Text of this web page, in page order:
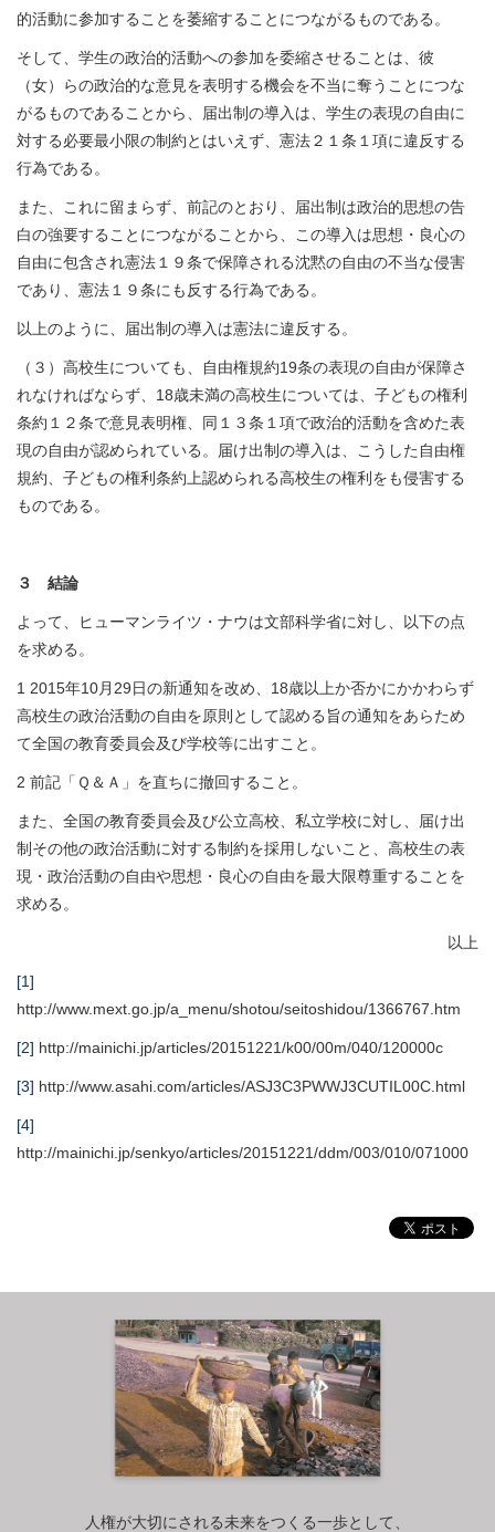
的活動に参加することを萎縮することにつながるものである。
そして、学生の政治的活動への参加を委縮させることは、彼
（女）らの政治的な意見を表明する機会を不当に奪うことにつな
がるものであることから、届出制の導入は、学生の表現の自由に
対する必要最小限の制約とはいえず、憲法２１条１項に違反する
行為である。
また、これに留まらず、前記のとおり、届出制は政治的思想の告
白の強要することにつながることから、この導入は思想・良心の
自由に包含され憲法１９条で保障される沈黙の自由の不当な侵害
であり、憲法１９条にも反する行為である。
以上のように、届出制の導入は憲法に違反する。
（３）高校生についても、自由権規約19条の表現の自由が保障さ
れなければならず、18歳未満の高校生については、子どもの権利
条約１２条で意見表明権、同１３条１項で政治的活動を含めた表
現の自由が認められている。届け出制の導入は、こうした自由権
規約、子どもの権利条約上認められる高校生の権利をも侵害する
ものである。
３ 結論
よって、ヒューマンライツ・ナウは文部科学省に対し、以下の点
を求める。
1 2015年10月29日の新通知を改め、18歳以上か否かにかかわらず
高校生の政治活動の自由を原則として認める旨の通知をあらため
て全国の教育委員会及び学校等に出すこと。
2 前記「Ｑ＆Ａ」を直ちに撤回すること。
また、全国の教育委員会及び公立高校、私立学校に対し、届け出
制その他の政治活動に対する制約を採用しないこと、高校生の表
現・政治活動の自由や思想・良心の自由を最大限尊重することを
求める。
以上
[1]
http://www.mext.go.jp/a_menu/shotou/seitoshidou/1366767.htm
[2] http://mainichi.jp/articles/20151221/k00/00m/040/120000c
[3] http://www.asahi.com/articles/ASJ3C3PWWJ3CUTIL00C.html
[4]
http://mainichi.jp/senkyo/articles/20151221/ddm/003/010/071000
人権が大切にされる未来をつくる一歩として、